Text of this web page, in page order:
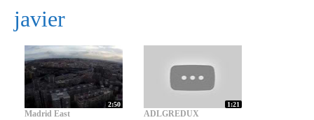
Galería
javier
2:50
Madrid East
1:21
ADLGREDUX